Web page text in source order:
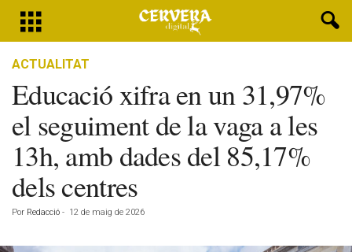
ACTUALITAT
Educació xifra en un 31,97%
el seguiment de la vaga a les
13h, amb dades del 85,17%
dels centres
Por Redacció - 12 de maig de 2026